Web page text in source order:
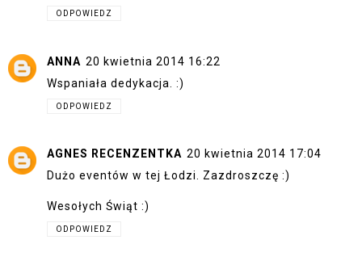
ODPOWIEDZ
ANNA 20 kwietnia 2014 16:22
Wspaniała dedykacja. :)
ODPOWIEDZ
AGNES RECENZENTKA 20 kwietnia 2014 17:04
Dużo eventów w tej Łodzi. Zazdroszczę :)
Wesołych Świąt :)
ODPOWIEDZ